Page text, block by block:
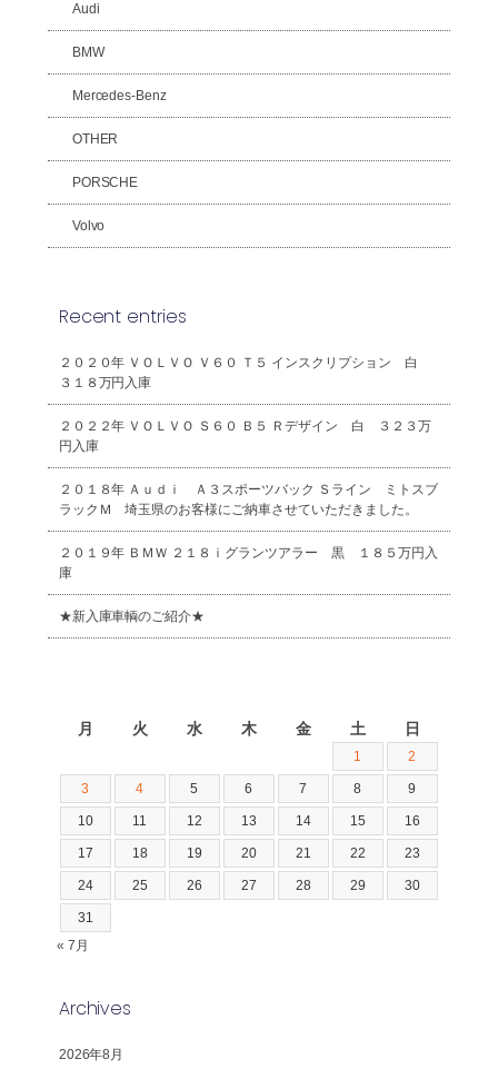
Audi
BMW
Mercedes-Benz
OTHER
PORSCHE
Volvo
Recent entries
２０２０年 ＶＯＬＶＯ Ｖ６０ Ｔ５ インスクリプション 白
３１８万円入庫
２０２２年 ＶＯＬＶＯ Ｓ６０ Ｂ５ Ｒデザイン 白 ３２３万
円入庫
２０１８年 Ａｕｄｉ Ａ３スポーツバック Ｓライン ミトスブ
ラックＭ 埼玉県のお客様にご納車させていただきました。
２０１９年 ＢＭＷ ２１８ｉグランツアラー 黒 １８５万円入
庫
★新入庫車輌のご紹介★
月 火 水 木 金 土 日
1 2
3 4 5 6 7 8 9
10 11 12 13 14 15 16
17 18 19 20 21 22 23
24 25 26 27 28 29 30
31
« 7月
Archives
2026年8月